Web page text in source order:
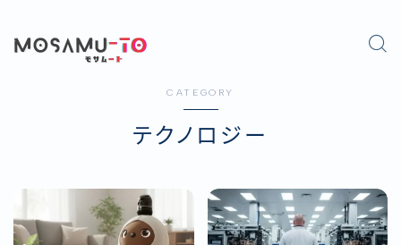
CATEGORY
テクノロジー